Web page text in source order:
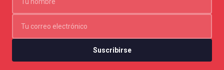
Suscribirse